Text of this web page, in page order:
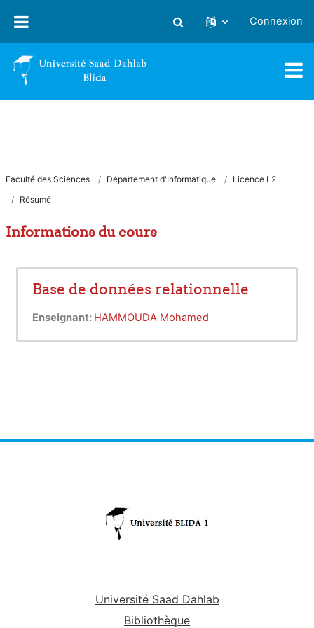
Activer/désactiver la saisie
Connexion
Faculté des Sciences Département d'Informatique
Licence L2
Résumé
Informations du cours
Base de données relationnelle
Enseignant: HAMMOUDA Mohamed
Université Saad Dahlab
Bibliothèque